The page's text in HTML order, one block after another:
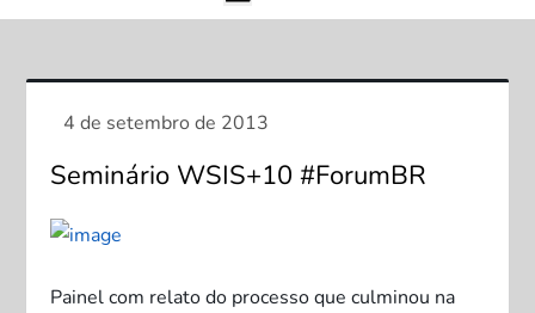
Seminário WSIS+10 #ForumBR
Painel com relato do processo que culminou na